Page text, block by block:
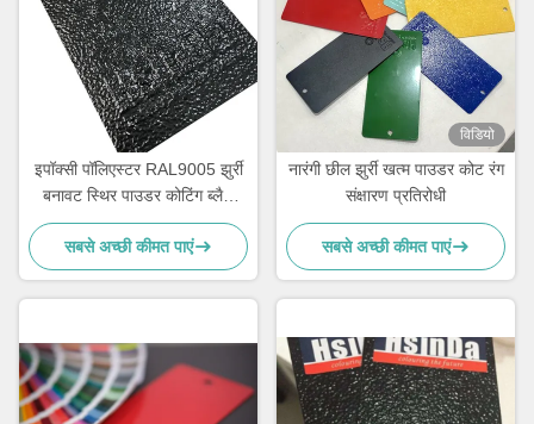
इपॉक्सी पॉलिएस्टर RAL9005 झुर्री
बनावट स्थिर पाउडर कोटिंग ब्लैक
शग्रीन बड़ा
सबसे अच्छी कीमत पाएं
विडियो
नारंगी छील झुर्री खत्म पाउडर कोट रंग
संक्षारण प्रतिरोधी
सबसे अच्छी कीमत पाएं